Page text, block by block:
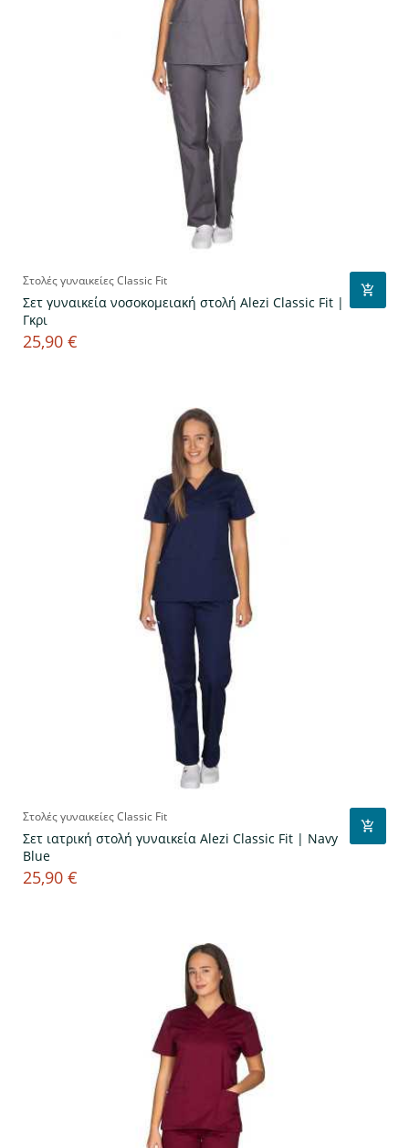
Στολές γυναικείες Classic Fit
Σετ γυναικεία νοσοκομειακή στολή Alezi Classic Fit |
Γκρι
Τιμή
25,90 €
Στολές γυναικείες Classic Fit
Σετ ιατρική στολή γυναικεία Alezi Classic Fit | Navy
Blue
Τιμή
25,90 €